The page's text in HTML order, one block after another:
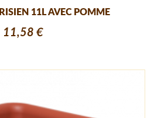
11L AVEC POMME
11,58 €